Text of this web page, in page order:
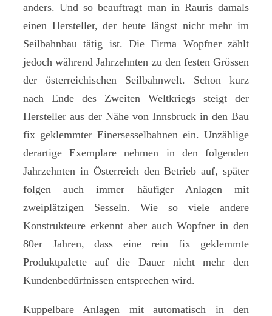
anders. Und so beauftragt man in Rauris damals
einen Hersteller, der heute längst nicht mehr im
Seilbahnbau tätig ist. Die Firma Wopfner zählt
jedoch während Jahrzehnten zu den festen Grössen
der österreichischen Seilbahnwelt. Schon kurz
nach Ende des Zweiten Weltkriegs steigt der
Hersteller aus der Nähe von Innsbruck in den Bau
fix geklemmter Einersesselbahnen ein. Unzählige
derartige Exemplare nehmen in den folgenden
Jahrzehnten in Österreich den Betrieb auf, später
folgen auch immer häufiger Anlagen mit
zweiplätzigen Sesseln. Wie so viele andere
Konstrukteure erkennt aber auch Wopfner in den
80er Jahren, dass eine rein fix geklemmte
Produktpalette auf die Dauer nicht mehr den
Kundenbedürfnissen entsprechen wird.
Kuppelbare Anlagen mit automatisch in den